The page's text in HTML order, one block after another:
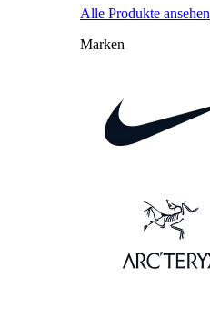
Alle Produkte ansehen
Marken